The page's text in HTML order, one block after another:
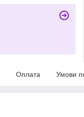
Оплата Умови